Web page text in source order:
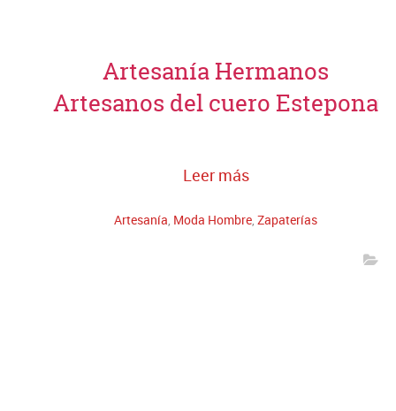
Artesanía Hermanos
Artesanos del cuero Estepona
Leer más
Artesanía, Moda Hombre, Zapaterías